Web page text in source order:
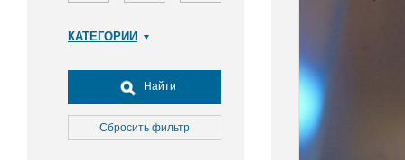
КАТЕГОРИИ
Досуг, туризм и отдых
Культура
Медицина
Найти
Сбросить фильтр